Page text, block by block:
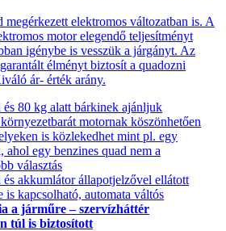
elektromos változatban is. A
motor elegendő teljesítményt
igénybe is vesszük a járgányt. Az
élményt biztosít a quadozni
ár- érték arány.
és 80 kg alatt bárkinek ajánljuk
környezetbarát motornak köszönhetően
is közlekedhet mint pl. egy
ahol egy benzines quad nem a
választás
akkumlátor állapotjelzővel ellátott
is kapcsolható, automata váltós
a járműre – szervízháttér
túl is biztosított